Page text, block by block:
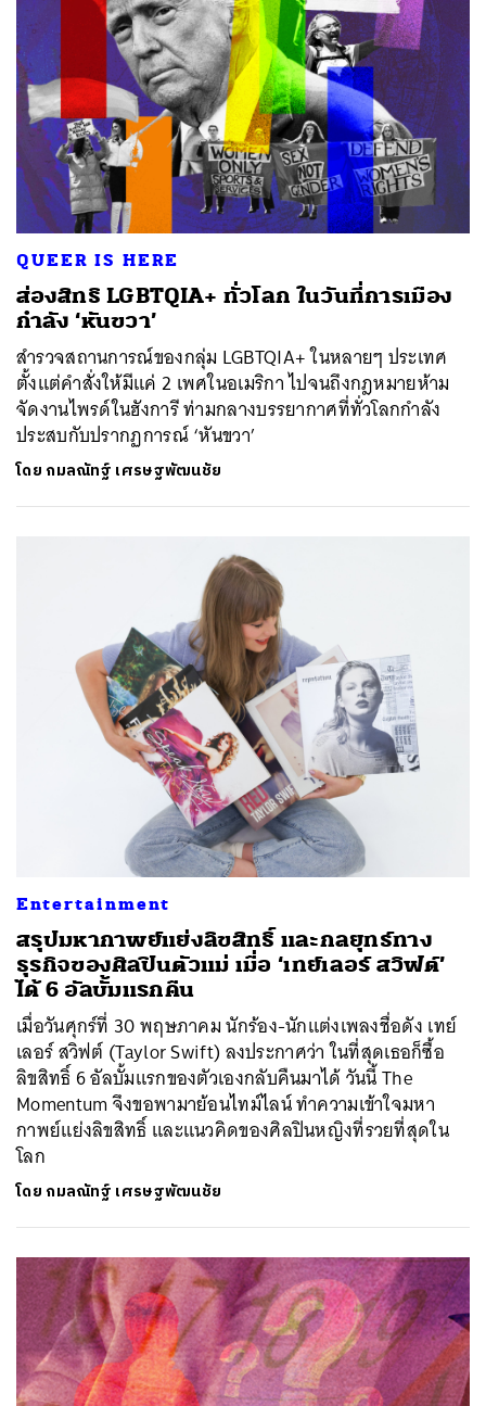
QUEER IS HERE
ส่องสิทธิ LGBTQIA+ ทั่วโลก ในวันที่การเมือง
กำลัง ‘หันขวา’
สำรวจสถานการณ์ของกลุ่ม LGBTQIA+ ในหลายๆ ประเทศ
ตั้งแต่คำสั่งให้มีแค่ 2 เพศในอเมริกา ไปจนถึงกฎหมายห้าม
จัดงานไพรด์ในฮังการี ท่ามกลางบรรยากาศที่ทั่วโลกกำลัง
ประสบกับปรากฏการณ์ ‘หันขวา’
โดย กมลณัทฐ์ เศรษฐพัฒนชัย
Entertainment
สรุปมหากาพย์แย่งลิขสิทธิ์ และกลยุทธ์ทาง
ธุรกิจของศิลปินตัวแม่ เมื่อ ‘เทย์เลอร์ สวิฟต์’
ได้ 6 อัลบั้มแรกคืน
เมื่อวันศุกร์ที่ 30 พฤษภาคม นักร้อง-นักแต่งเพลงชื่อดัง เทย์
เลอร์ สวิฟต์ (Taylor Swift) ลงประกาศว่า ในที่สุดเธอก็ซื้อ
ลิขสิทธิ์ 6 อัลบั้มแรกของตัวเองกลับคืนมาได้ วันนี้ The
Momentum จึงขอพามาย้อนไทม์ไลน์ ทำความเข้าใจมหา
กาพย์แย่งลิขสิทธิ์ และแนวคิดของศิลปินหญิงที่รวยที่สุดใน
โลก
โดย กมลณัทฐ์ เศรษฐพัฒนชัย